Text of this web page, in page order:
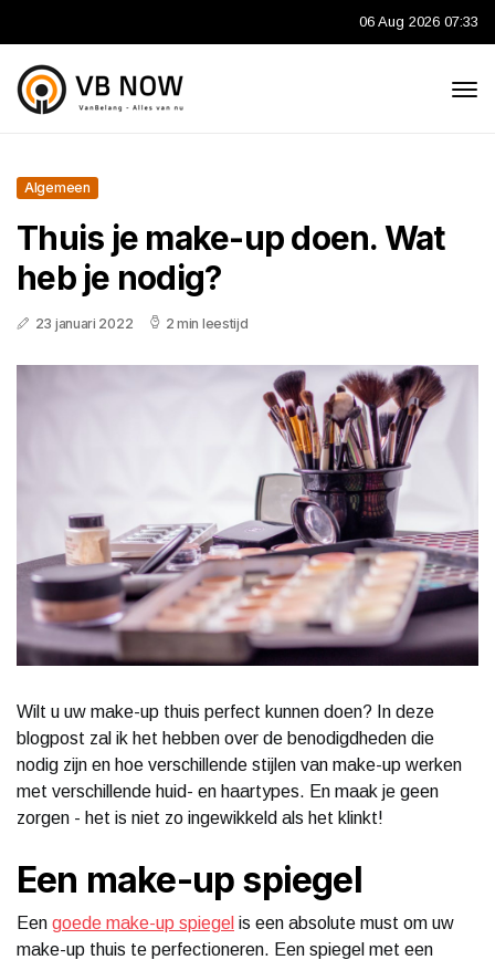
06 Aug 2026 07:33
Algemeen
Thuis je make-up doen. Wat
heb je nodig?
23 januari 2022 2 min leestijd
Wilt u uw make-up thuis perfect kunnen doen? In deze
blogpost zal ik het hebben over de benodigdheden die
nodig zijn en hoe verschillende stijlen van make-up werken
met verschillende huid- en haartypes. En maak je geen
zorgen - het is niet zo ingewikkeld als het klinkt!
Een make-up spiegel
Een goede make-up spiegel is een absolute must om uw
make-up thuis te perfectioneren. Een spiegel met een